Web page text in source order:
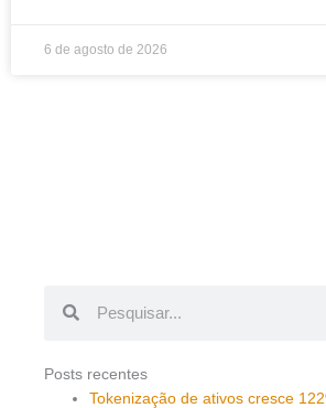
6 de agosto de 2026
Posts recentes
Tokenização de ativos cresce